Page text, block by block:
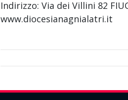
Indirizzo: Via dei Villini 82
www.diocesianagnialatri.it